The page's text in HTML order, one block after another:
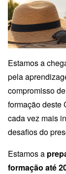
Estamos a
pela
compromisso
formação deste
cada vez mais
desafios do
Estamos a
formação até